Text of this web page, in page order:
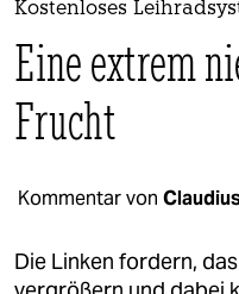
politik
öko
gesellschaft
Kostenloses
Eine extrem
Frucht
Kommentar von
Die Linken fordern,